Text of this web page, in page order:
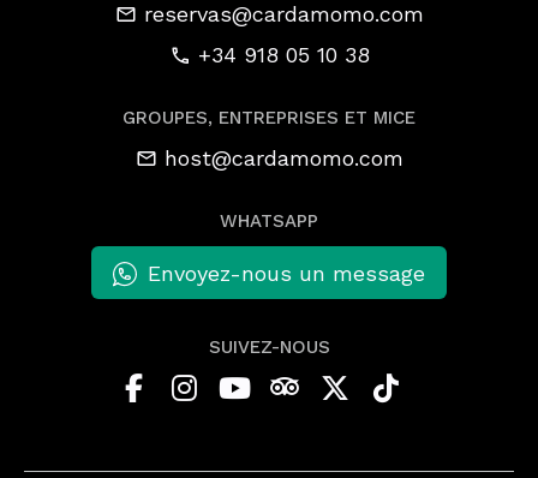
reservas@cardamomo.com
+34 918 05 10 38
GROUPES, ENTREPRISES ET MICE
host@cardamomo.com
WHATSAPP
Envoyez-nous un message
SUIVEZ-NOUS